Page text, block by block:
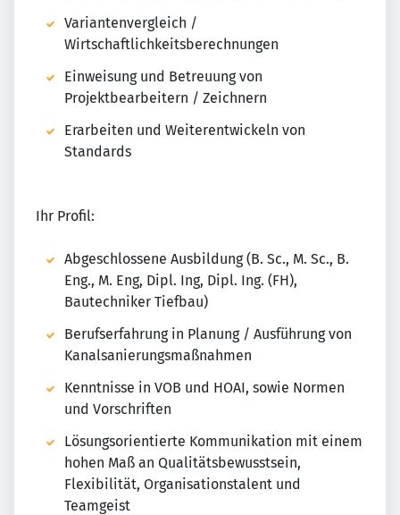
Variantenvergleich /
Wirtschaftlichkeitsberechnungen​
Einweisung und Betreuung von
Projektbearbeitern / Zeichnern​
Erarbeiten und Weiterentwickeln von
Standards
Ihr Profil:
Abgeschlossene Ausbildung (B. Sc., M. Sc., B.
Eng., M. Eng, Dipl. Ing, Dipl. Ing. (FH),
Bautechniker Tiefbau)​
Berufserfahrung in Planung / Ausführung von
Kanalsanierungsmaßnahmen​
Kenntnisse in VOB und HOAI, sowie Normen
und Vorschriften​
Lösungsorientierte Kommunikation mit einem
hohen Maß an Qualitätsbewusstsein,
Flexibilität, Organisationstalent und
Teamgeist​